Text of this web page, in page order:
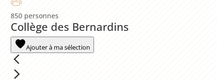
850 personnes
Collège des Bernardins
Ajouter à ma sélection